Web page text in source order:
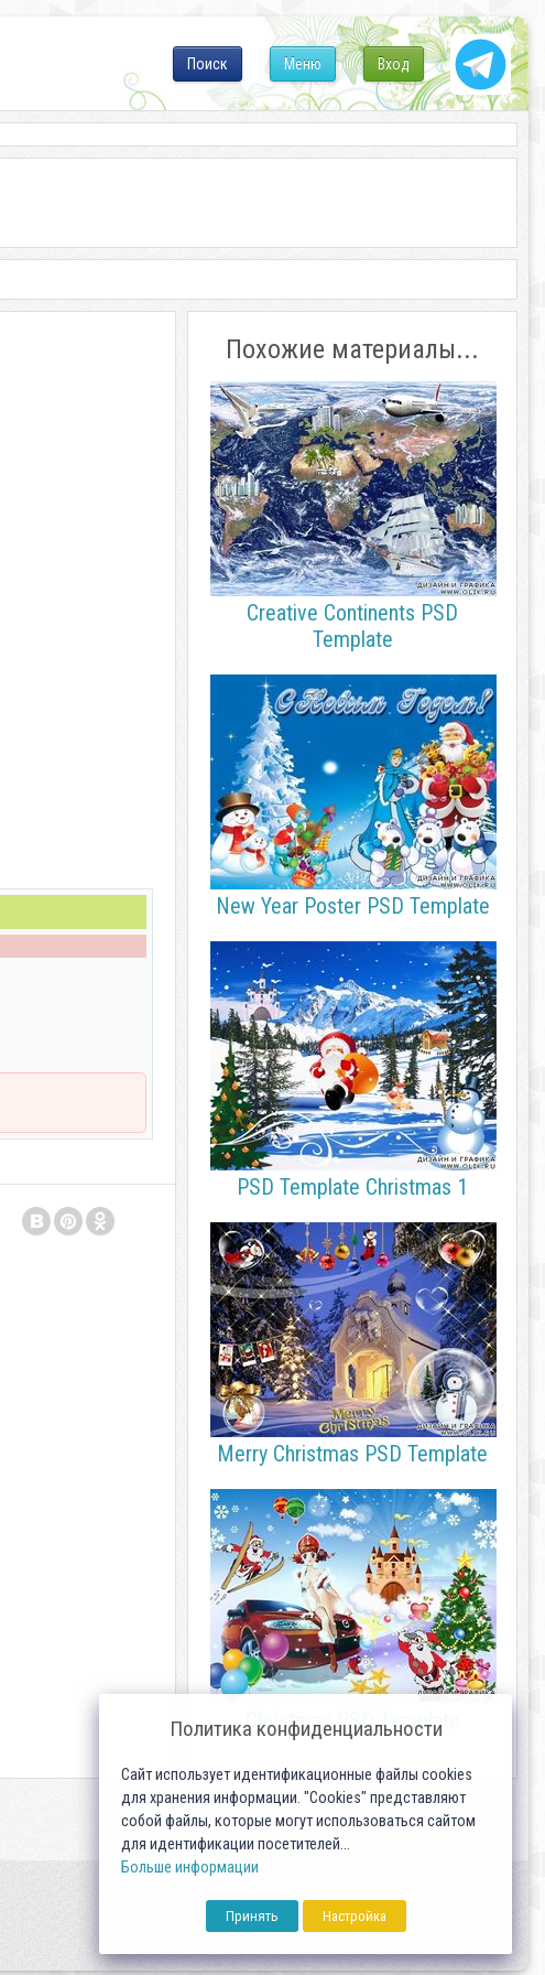
Вход
Меню
Поиск
Похожие материалы...
Creative Continents PSD
Template
New Year Poster PSD Template
PSD Template Christmas 1
Merry Christmas PSD Template
Christmas PSD Template
Политика конфиденциальности
Сайт использует идентификационные файлы cookies
для хранения информации. "Cookies" представляют
собой файлы, которые могут использоваться сайтом
для идентификации посетителей...
Больше информации
Принять Настройка